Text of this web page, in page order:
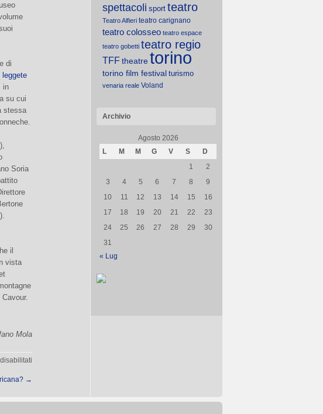
di
leggete
in
su cui
stessa
Soria
il
vista
Mola
→
spettacoli sport teatro
Teatro Alfieri teatro carignano
teatro colosseo teatro espace
teatro gobetti teatro regio
TFFtheatretorino
torino film festival turismo
venaria reale Voland
Archivio
Agosto 2026
L
M M G V S
D
1
2
3
4 5 6 7 8
9
10
11 12 13 14 15
16
17
18 19 20 21 22
23
24
25 26 27 28 29
30
31
« Lug